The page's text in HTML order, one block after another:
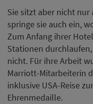
Sie sitzt aber nicht
springe sie auch ein,
Zum Anfang ihrer
Stationen
nicht. Für ihre Arbeit
Marriott-Mitarbeiterin
inklusive USA-Reise
Ehrenmedaille.